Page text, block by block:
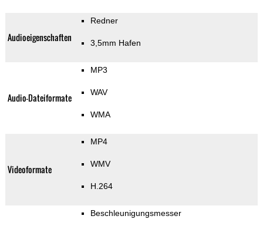
Audioeigenschaften
Redner
3,5mm Hafen
Audio-Dateiformate
MP3
WAV
WMA
Videoformate
MP4
WMV
H.264
Beschleunigungsmesser